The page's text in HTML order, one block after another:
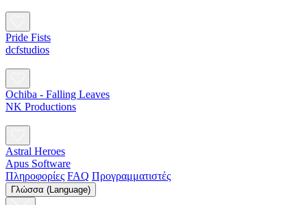
Pride Fists
dcfstudios
Ochiba - Falling Leaves
NK Productions
Astral Heroes
Apus Software
Πληροφορίες FAQ Προγραμματιστές
Γλώσσα (Language)